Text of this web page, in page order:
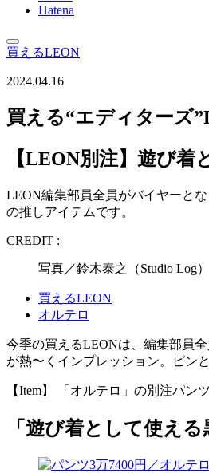
Hatena
買えるLEON
2024.04.16
買える“エディターズ
【LEON別注】遊び
LEON編集部員全員がバイヤーと
の推しアイテムです。
CREDIT :
写真／鈴木泰之（Studio
買えるLEON
オルテロ
今季の買えるLEONは、編集部員
が熱〜くインプレッション。ピン
【Item】 「オルテロ」の別注パンツ
「遊び着として使え